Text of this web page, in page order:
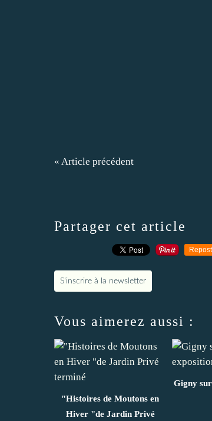
« Article précédent
Partager cet article
Repost
S'inscrire à la newsletter
Vous aimerez aussi :
"Histoires de Moutons en
Hiver "de Jardin Privé
Gigny